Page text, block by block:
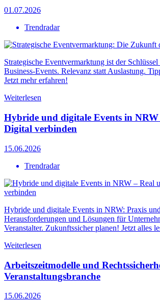
01.07.2026
Trendradar
Strategische Eventvermarktung ist der
Business-Events. Relevanz statt Auslastung.
Jetzt mehr erfahren!
Weiterlesen
Hybride und digitale Events in NRW
Digital verbinden
15.06.2026
Trendradar
Hybride und digitale Events in NRW: Praxis
Herausforderungen und Lösungen für
Veranstalter. Zukunftssicher planen! Jetzt alles
Weiterlesen
Arbeitszeitmodelle und
Veranstaltungsbranche
15.06.2026